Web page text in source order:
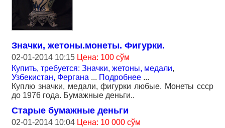
Значки, жетоны.монеты. Фигурки.
02-01-2014 10:15 Цена: 100 сўм
Купить, требуется: Значки, жетоны, медали,
Узбекистан, Фергана ... Подробнее ...
Куплю значки, медали, фигурки любые. Монеты ссср
до 1976 года. Бумажные деньги..
Старые бумажные деньги
02-01-2014 10:04 Цена: 10 000 сўм